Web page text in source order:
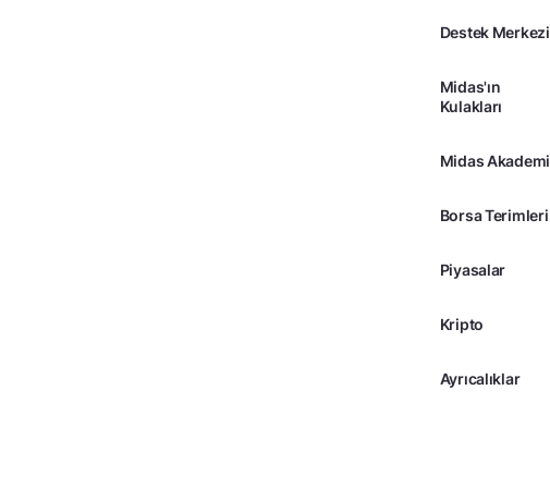
Destek Merkezi
Midas'ın
Kulakları
Midas Akademi
Borsa Terimleri
Piyasalar
Kripto
Ayrıcalıklar